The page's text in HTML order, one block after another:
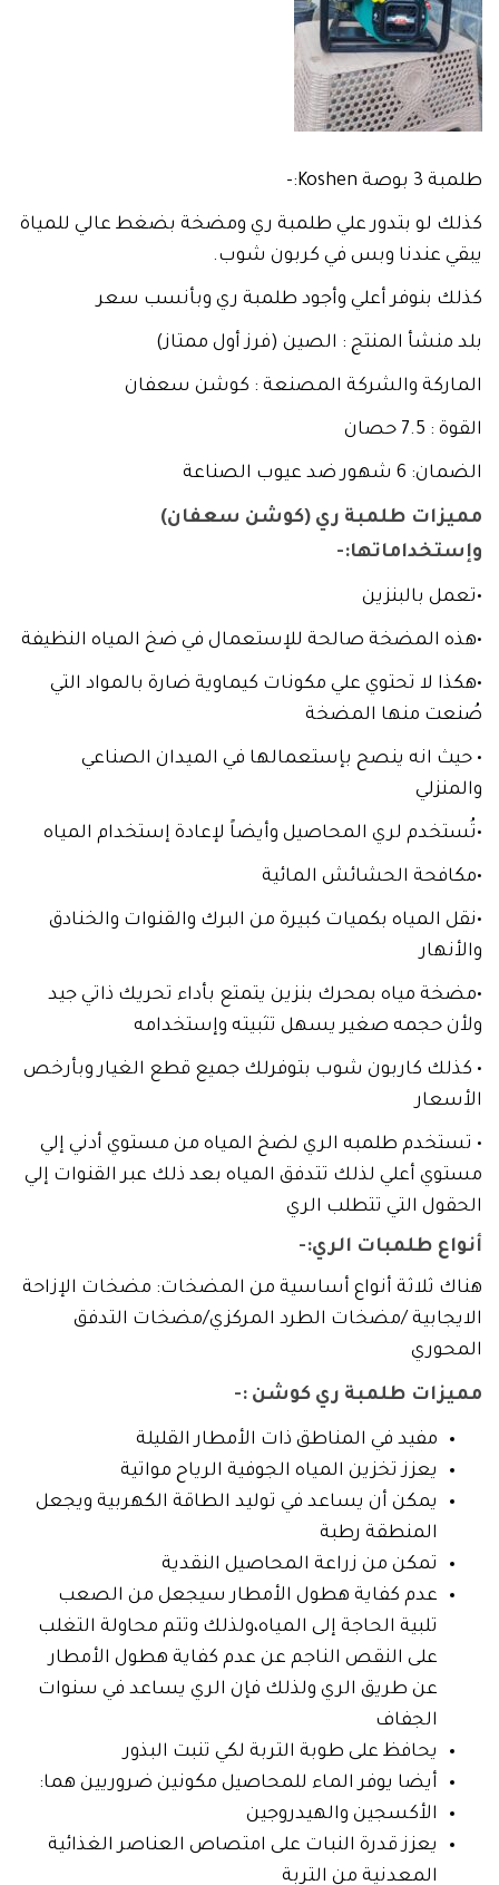
طلمبة 3 بوصة Koshen:-
كذلك لو بتدور علي طلمبة ري ومضخة بضغط عالي للمياة
يبقي عندنا وبس في كربون شوب.
كذلك بنوفر أعلي وأجود طلمبة ري وبأنسب سعر
بلد منشأ المنتج : الصين (فرز أول ممتاز)
الماركة والشركة المصنعة : كوشن سعفان
القوة : 7.5 حصان
الضمان: 6 شهور ضد عيوب الصناعة
مميزات طلمبة ري (كوشن سعفان)
وإستخداماتها:-
•تعمل بالبنزين
•هذه المضخة صالحة للإستعمال في ضخ المياه النظيفة
•هكذا لا تحتوي علي مكونات كيماوية ضارة بالمواد التي
صُنعت منها المضخة
• حيث انه ينصح بإستعمالها في الميدان الصناعي
والمنزلي
•تُستخدم لري المحاصيل وأيضاً لإعادة إستخدام المياه
•مكافحة الحشائش المائية
•نقل المياه بكميات كبيرة من البرك والقنوات والخنادق
والأنهار
•مضخة مياه بمحرك بنزين يتمتع بأداء تحريك ذاتي جيد
ولأن حجمه صغير يسهل تثبيته وإستخدامه
• كذلك كاربون شوب بتوفرلك جميع قطع الغيار وبأرخص
الأسعار
• تستخدم طلمبه الري لضخ المياه من مستوي أدني إلي
مستوي أعلي لذلك تتدفق المياه بعد ذلك عبر القنوات إلي
الحقول التي تتطلب الري
أنواع طلمبات الري:-
هناك ثلاثة أنواع أساسية من المضخات: مضخات الإزاحة
الايجابية /مضخات الطرد المركزي/مضخات التدفق
المحوري
مميزات طلمبة ري كوشن :-
مفيد في المناطق ذات الأمطار القليلة
يعزز تخزين المياه الجوفية الرياح مواتية
يمكن أن يساعد في توليد الطاقة الكهربية ويجعل
المنطقة رطبة
تمكن من زراعة المحاصيل النقدية
عدم كفاية هطول الأمطار سيجعل من الصعب
تلبية الحاجة إلى المياه،ولذلك وتتم محاولة التغلب
على النقص الناجم عن عدم كفاية هطول الأمطار
عن طريق الري ولذلك فإن الري يساعد في سنوات
الجفاف
يحافظ على طوبة التربة لكي تنبت البذور
أيضا يوفر الماء للمحاصيل مكونين ضروريين هما:
الأكسجين والهيدروجين
يعزز قدرة النبات على امتصاص العناصر الغذائية
المعدنية من التربة